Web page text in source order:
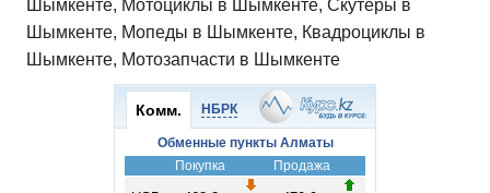
Шымкенте, Мотоциклы в Шымкенте, Скутеры в
Шымкенте, Мопеды в Шымкенте, Квадроциклы в
Шымкенте, Мотозапчасти в Шымкенте